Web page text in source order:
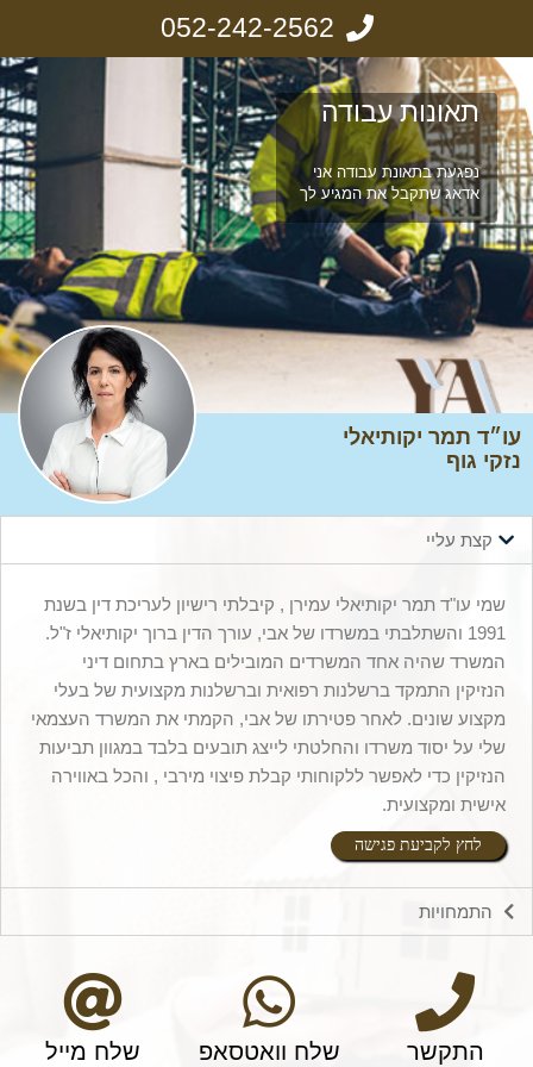
052-242-2562
תאונות עבודה
נפגעת בתאונת עבודה אני
אדאג שתקבל את המגיע לך
עו״ד תמר יקותיאלי
נזקי גוף
קצת עליי
שמי עו"ד תמר יקותיאלי עמירן , קיבלתי רישיון לעריכת דין בשנת
1991 והשתלבתי במשרדו של אבי, עורך הדין ברוך יקותיאלי ז"ל.
המשרד שהיה אחד המשרדים המובילים בארץ בתחום דיני
הנזיקין התמקד ברשלנות רפואית וברשלנות מקצועית של בעלי
מקצוע שונים. לאחר פטירתו של אבי, הקמתי את המשרד העצמאי
שלי על יסוד משרדו והחלטתי לייצג תובעים בלבד במגוון תביעות
הנזיקין כדי לאפשר ללקוחותי קבלת פיצוי מירבי , והכל באווירה
אישית ומקצועית.
לחץ לקביעת פגישה
התמחויות
התקשר שלח וואטסאפ שלח מייל